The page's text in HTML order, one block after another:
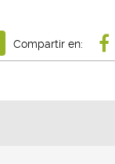
Compartir en: